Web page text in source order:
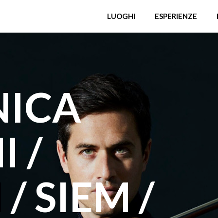
LUOGHI ESPERIENZE
/
SIEM /